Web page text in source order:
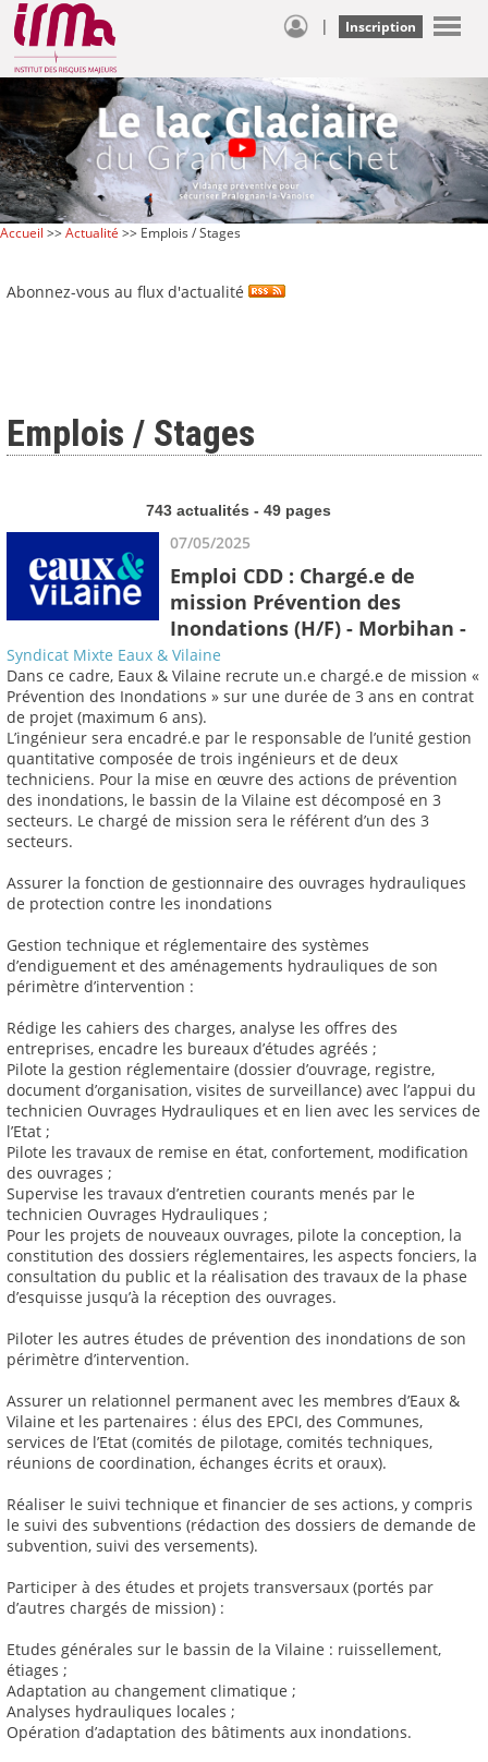
| Inscription
Accueil >>Actualité >> Emplois / Stages
Abonnez-vous au flux d'actualité
Emplois / Stages
743 actualités - 49 pages
07/05/2025
Emploi CDD : Chargé.e de
mission Prévention des
Inondations (H/F) - Morbihan -
Syndicat Mixte Eaux & Vilaine
Dans ce cadre, Eaux & Vilaine recrute un.e chargé.e de mission «
Prévention des Inondations » sur une durée de 3 ans en contrat
de projet (maximum 6 ans).
L’ingénieur sera encadré.e par le responsable de l’unité gestion
quantitative composée de trois ingénieurs et de deux
techniciens. Pour la mise en œuvre des actions de prévention
des inondations, le bassin de la Vilaine est décomposé en 3
secteurs. Le chargé de mission sera le référent d’un des 3
secteurs.
Assurer la fonction de gestionnaire des ouvrages hydrauliques
de protection contre les inondations
Gestion technique et réglementaire des systèmes
d’endiguement et des aménagements hydrauliques de son
périmètre d’intervention :
Rédige les cahiers des charges, analyse les offres des
entreprises, encadre les bureaux d’études agréés ;
Pilote la gestion réglementaire (dossier d’ouvrage, registre,
document d’organisation, visites de surveillance) avec l’appui du
technicien Ouvrages Hydrauliques et en lien avec les services de
l’Etat ;
Pilote les travaux de remise en état, confortement, modification
des ouvrages ;
Supervise les travaux d’entretien courants menés par le
technicien Ouvrages Hydrauliques ;
Pour les projets de nouveaux ouvrages, pilote la conception, la
constitution des dossiers réglementaires, les aspects fonciers, la
consultation du public et la réalisation des travaux de la phase
d’esquisse jusqu’à la réception des ouvrages.
Piloter les autres études de prévention des inondations de son
périmètre d’intervention.
Assurer un relationnel permanent avec les membres d’Eaux &
Vilaine et les partenaires : élus des EPCI, des Communes,
services de l’Etat (comités de pilotage, comités techniques,
réunions de coordination, échanges écrits et oraux).
Réaliser le suivi technique et financier de ses actions, y compris
le suivi des subventions (rédaction des dossiers de demande de
subvention, suivi des versements).
Participer à des études et projets transversaux (portés par
d’autres chargés de mission) :
Etudes générales sur le bassin de la Vilaine : ruissellement,
étiages ;
Adaptation au changement climatique ;
Analyses hydrauliques locales ;
Opération d’adaptation des bâtiments aux inondations.